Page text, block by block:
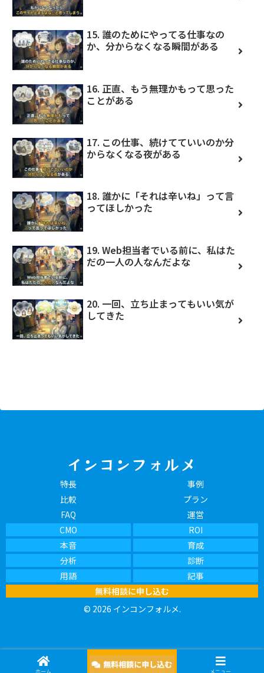
15. 誰のためにやってる仕事なの
か、分からなくなる瞬間がある
16. 正直、もう無理かもって思った
ことがある
17. この仕事、続けてていいのか分
からなくなる夜がある
18. 誰かに「それは辛いね」って言
ってほしかった
19. Web担当者でいる前に、私はた
だの一人の人なんだよな
20. 一回、立ち止まってもいい気が
してきた
インコンフォルメ
特長
事例
比較
プラン
FAQ
運営
CMO
ROI
本音
育成
分析
診断
用語
記事
無料相談に申し込む
© 2026 インコンフォルメ.